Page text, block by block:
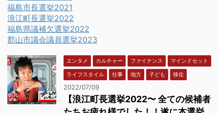
福島市長選挙2021
浪江町長選挙2022
福島県議補欠選挙2022
郡山市議会議員選挙2023
エンタメ カルチャー ファイナンス
マインドセット
ライフスタイル
仕事 地方 子ども 移住
2022/07/09
【浪江町長選挙2022〜 全ての候補者